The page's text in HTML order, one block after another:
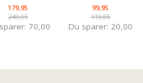
179,95
249,95
70,00
99,95
119,95
Du sparer: 20,00